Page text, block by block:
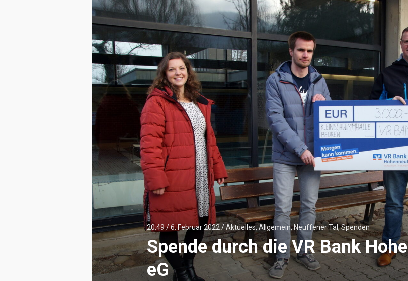
20:49 /6. Februar 2022 /Aktuelles,Allgemein,Neuffener Tal,Spenden
Spende durch die VR Bank
eG